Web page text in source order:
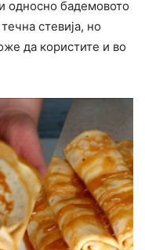
односно бадемовото
стевија, но
да користите и во